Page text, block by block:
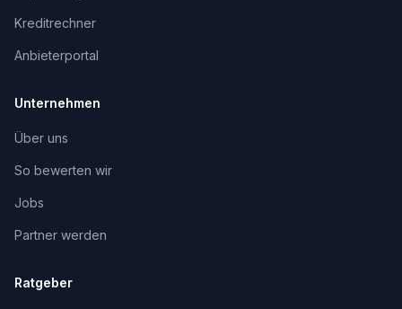
Kreditrechner
Anbieterportal
Unternehmen
Über uns
So bewerten wir
Jobs
Partner werden
Ratgeber